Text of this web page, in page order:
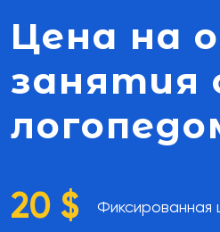
Цена на
занятия
20 $
Фиксированная